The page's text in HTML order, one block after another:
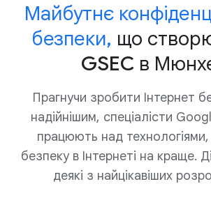
Майбутнє
безпеки, що
GSEC в
Прагнучи зробити Інтернет
надійнішим, спеціалісти
працюють над технологіями,
безпеку в Інтернеті на краще.
деякі з найцікавіших